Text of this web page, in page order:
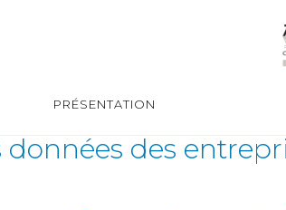
PRÉSENTATION
données des